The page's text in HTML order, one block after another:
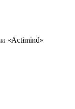
«Actimind»